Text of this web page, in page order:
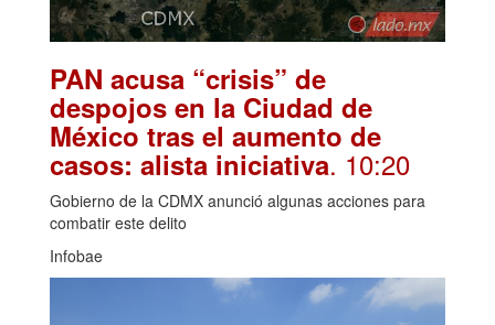
PAN acusa “crisis” de
despojos en la Ciudad de
México tras el aumento de
casos: alista iniciativa. 10:20
Gobierno de la CDMX anunció algunas acciones para
combatir este delito
Infobae